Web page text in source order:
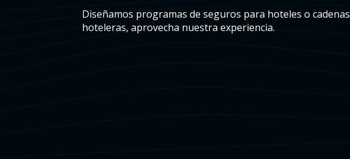
Diseñamos programas de seguros para hoteles o cadenas
hoteleras, aprovecha nuestra experiencia.